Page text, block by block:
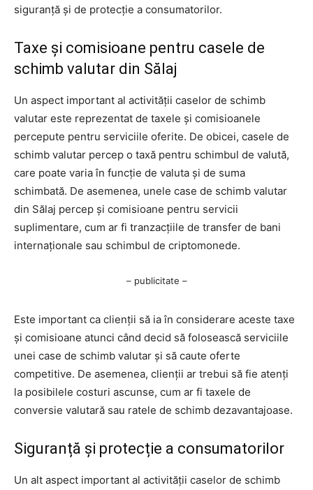
siguranță și de protecție a consumatorilor.
Taxe și comisioane pentru casele de
schimb valutar din Sălaj
Un aspect important al activității caselor de schimb
valutar este reprezentat de taxele și comisioanele
percepute pentru serviciile oferite. De obicei, casele de
schimb valutar percep o taxă pentru schimbul de valută,
care poate varia în funcție de valuta și de suma
schimbată. De asemenea, unele case de schimb valutar
din Sălaj percep și comisioane pentru servicii
suplimentare, cum ar fi tranzacțiile de transfer de bani
internaționale sau schimbul de criptomonede.
– publicitate –
Este important ca clienții să ia în considerare aceste taxe
și comisioane atunci când decid să folosească serviciile
unei case de schimb valutar și să caute oferte
competitive. De asemenea, clienții ar trebui să fie atenți
la posibilele costuri ascunse, cum ar fi taxele de
conversie valutară sau ratele de schimb dezavantajoase.
Siguranță și protecție a consumatorilor
Un alt aspect important al activității caselor de schimb